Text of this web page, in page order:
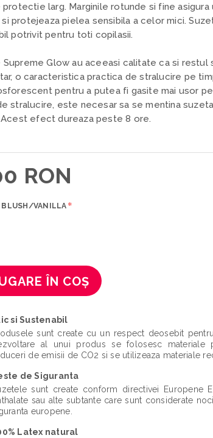
larg. Marginile rotunde si fine
si protejeaza pielea sensibila a celor mici.
potrivit pentru toti copilasii.
Glow au aceeasi calitate ca si restul
o caracteristica practica de stralucire pe
pentru a putea fi gasite mai usor
stralucire, este necesar sa se mentina
Acest efect dureaza peste 8 ore.
RON
*
BLUSH/VANILLA
ÎN COȘ
si Sustenabil
sunt create cu un respect deosebit
al unui produs se folosesc materiale
de emisii de CO2 si se utilizeaza materiale
de Siguranta
sunt create conform directivei Europene
sau alte subtante care sunt considerate
europene.
Latex natural